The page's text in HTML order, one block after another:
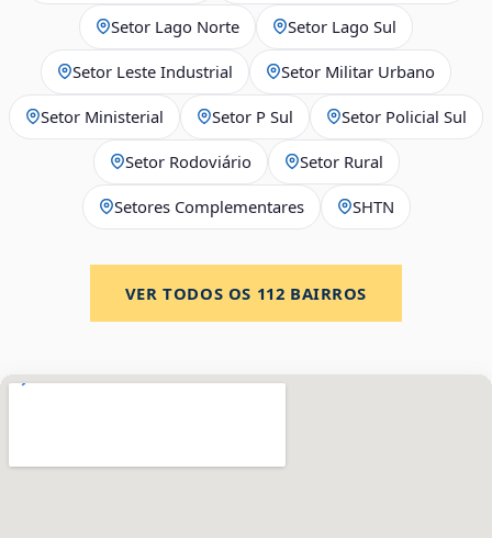
Setor Lago Norte Setor Lago Sul
Setor Leste Industrial Setor Militar Urbano
Setor Ministerial Setor P Sul Setor Policial Sul
Setor Rodoviário Setor Rural
Setores Complementares SHTN
VER TODOS OS 112 BAIRROS